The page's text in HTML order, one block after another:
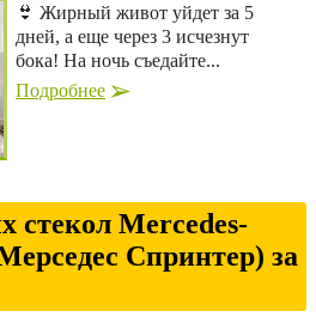
👙 Жирный живот уйдет за 5
дней, а еще через 3 исчезнут
бока! На ночь съедайте...
Подробнее
стекол Mercedes-
Спринтер) за